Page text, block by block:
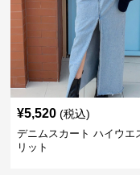
¥5,520 (税込)
デニムスカート ハイウエ
リット